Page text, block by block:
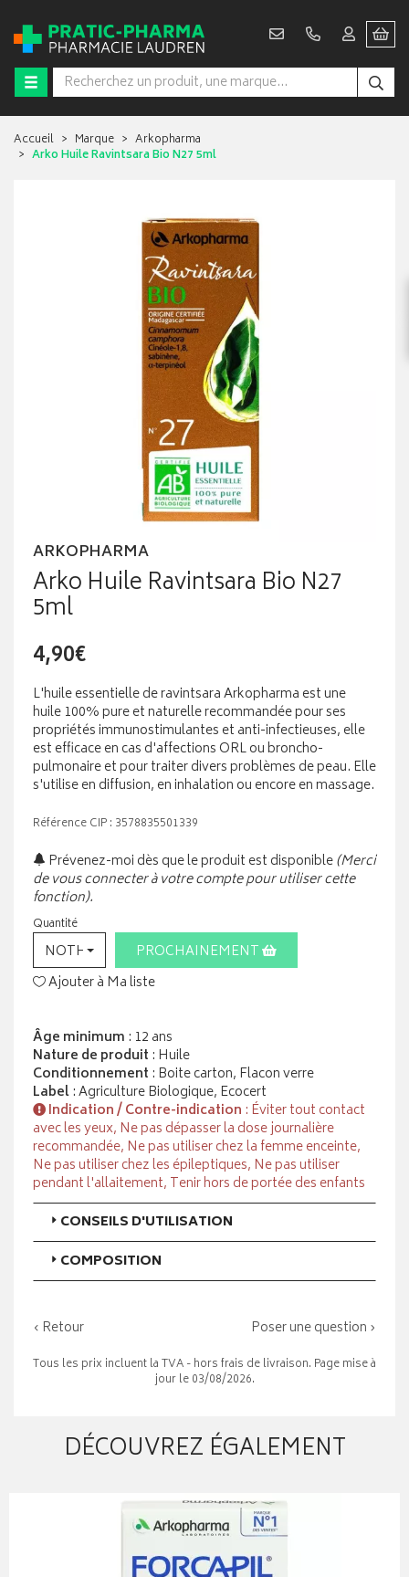
Accueil Marque
Arkopharma
Arko Huile Ravintsara Bio N27 5ml
ARKOPHARMA
Arko Huile Ravintsara Bio N27
5ml
4,90€
L'huile essentielle de ravintsara Arkopharma est une
huile 100% pure et naturelle recommandée pour ses
propriétés immunostimulantes et anti-infectieuses, elle
est efficace en cas d'affections ORL ou broncho-
pulmonaire et pour traiter divers problèmes de peau. Elle
s'utilise en diffusion, en inhalation ou encore en massage.
Référence CIP : 3578835501339
Prévenez-moi dès que le produit est disponible(Merci
de vous connecter à votre compte pour utiliser cette
fonction).
Quantité
NOTHING SELECTEDPROCHAINEMENT
Ajouter à Ma liste
Âge minimum : 12 ans
Nature de produit : Huile
Conditionnement : Boite carton, Flacon verre
Label: Agriculture Biologique, Ecocert
Indication / Contre-indication : Éviter tout contact
avec les yeux, Ne pas dépasser la dose journalière
recommandée, Ne pas utiliser chez la femme enceinte,
Ne pas utiliser chez les épileptiques, Ne pas utiliser
pendant l'allaitement, Tenir hors de portée des enfants
CONSEILS D'UTILISATION
COMPOSITION
‹ Retour Poser une question ›
Tous les prix incluent la TVA - hors frais de livraison. Page mise à
jour le 03/08/2026.
DÉCOUVREZ ÉGALEMENT